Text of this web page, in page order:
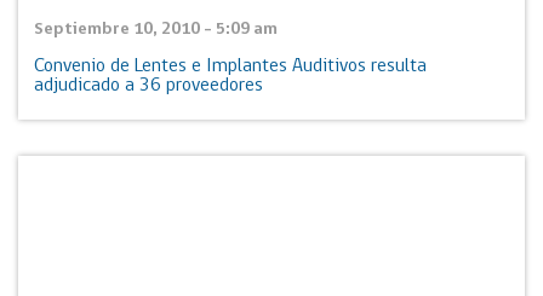
Septiembre 10, 2010 - 5:09 am
Convenio de Lentes e Implantes Auditivos resulta
adjudicado a 36 proveedores